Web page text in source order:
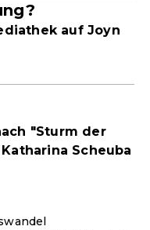
auf Joyn
"Sturm der
Scheuba